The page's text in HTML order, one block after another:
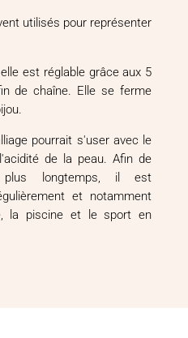
utilisés pour représenter
est réglable grâce aux 5
de chaîne. Elle se ferme
pourrait s'user avec le
de la peau. Afin de
longtemps, il est
et notamment
la piscine et le sport en